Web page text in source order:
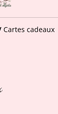
Cartes cadeaux